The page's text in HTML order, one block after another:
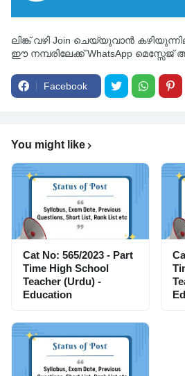
ലിങ്ക് വഴി Join ചെയ്യുവാൻ
ഈ നമ്പരിലേക്ക് WhatsApp മെസ്സേജ്
Facebook
You might like
Cat No: 565/2023 - Part
Time High School
Teacher (Urdu) -
Education